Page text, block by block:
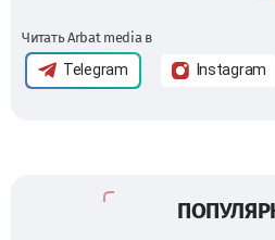
Читать Arbat media в
Telegram Instagram